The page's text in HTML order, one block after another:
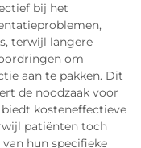
bij het
terwijl langere
om
aan te pakken. Dit
de noodzaak voor
kosteneffectieve
patiënten toch
hun specifieke